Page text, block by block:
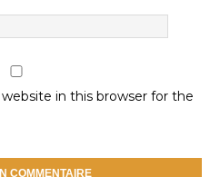
in this browser for the